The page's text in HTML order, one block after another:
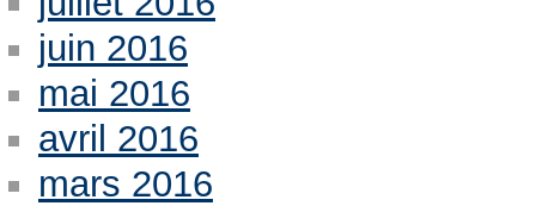
juin 2016
mai 2016
avril 2016
mars 2016